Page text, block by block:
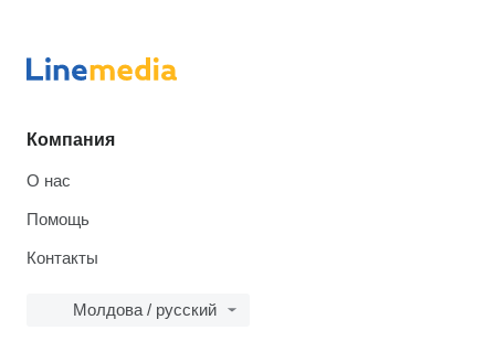
Компания
О нас
Помощь
Контакты
Молдова / русский